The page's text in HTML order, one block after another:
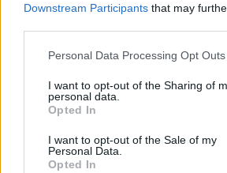
Downstream Participants that may
Personal Data Processing Opt Outs
I want to opt-out of the Sharing of
personal data.
Opted In
I want to opt-out of the Sale of my
Personal Data.
Opted In